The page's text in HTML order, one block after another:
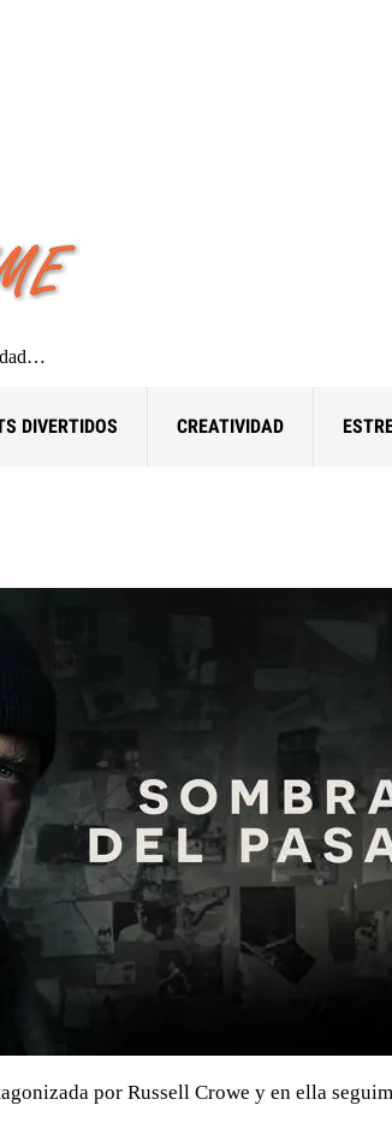
DIVERTIDOS CREATIVIDAD
por Russell Crowe y en ella